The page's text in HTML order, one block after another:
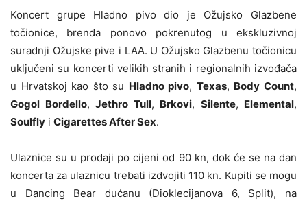
Koncert grupe Hladno pivo dio je Ožujsko Glazbene
točionice, brenda ponovo pokrenutog u ekskluzivnoj
suradnji Ožujske pive i LAA. U Ožujsko Glazbenu točionicu
uključeni su koncerti velikih stranih i regionalnih izvođača
u Hrvatskoj kao što su Hladno pivo, Texas, Body Count,
Gogol Bordello, Jethro Tull, Brkovi, Silente, Elemental,
Soulfly i Cigarettes After Sex.
Ulaznice su u prodaji po cijeni od 90 kn, dok će se na dan
koncerta za ulaznicu trebati izdvojiti 110 kn. Kupiti se mogu
u Dancing Bear dućanu (Dioklecijanova 6, Split), na